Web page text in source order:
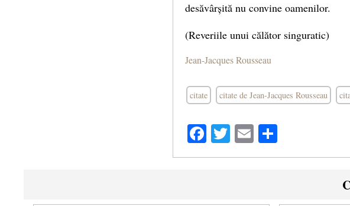
desăvârșită nu convine oamenilor.
(Reveriile unui călător singuratic)
Jean-Jacques Rousseau
citate citate de Jean-Jacques Rousseau
Facebook
Twitter
Email